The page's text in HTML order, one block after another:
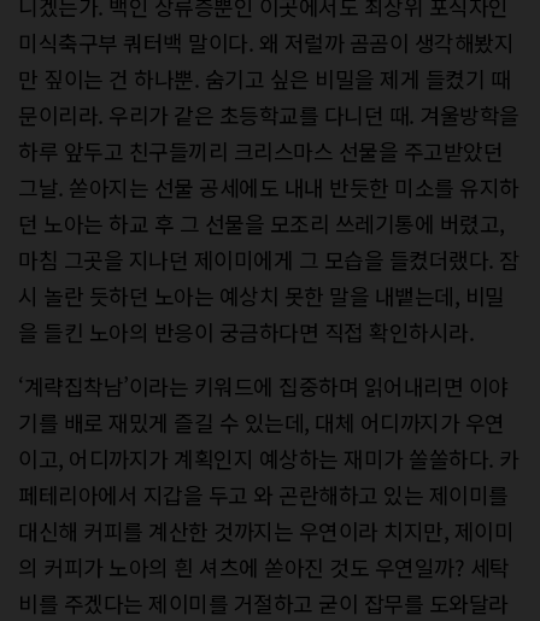
미식축구부 쿼터백 말이다. 왜 저럴까 곰곰이 생각해봤지
만 짚이는 건 하나뿐. 숨기고 싶은 비밀을 제게 들켰기 때
문이리라. 우리가 같은 초등학교를 다니던 때. 겨울방학을
하루 앞두고 친구들끼리 크리스마스 선물을 주고받았던
그날. 쏟아지는 선물 공세에도 내내 반듯한 미소를 유지하
던 노아는 하교 후 그 선물을 모조리 쓰레기통에 버렸고,
마침 그곳을 지나던 제이미에게 그 모습을 들켰더랬다. 잠
시 놀란 듯하던 노아는 예상치 못한 말을 내뱉는데, 비밀
을 들킨 노아의 반응이 궁금하다면 직접 확인하시라.
‘계략집착남’이라는 키워드에 집중하며 읽어내리면 이야
기를 배로 재밌게 즐길 수 있는데, 대체 어디까지가 우연
이고, 어디까지가 계획인지 예상하는 재미가 쏠쏠하다. 카
페테리아에서 지갑을 두고 와 곤란해하고 있는 제이미를
대신해 커피를 계산한 것까지는 우연이라 치지만, 제이미
의 커피가 노아의 흰 셔츠에 쏟아진 것도 우연일까? 세탁
비를 주겠다는 제이미를 거절하고 굳이 잡무를 도와달라